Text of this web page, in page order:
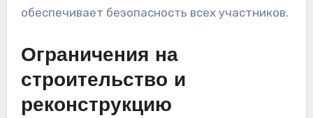
обеспечивает безопасность всех участников.
Ограничения на
строительство и
реконструкцию